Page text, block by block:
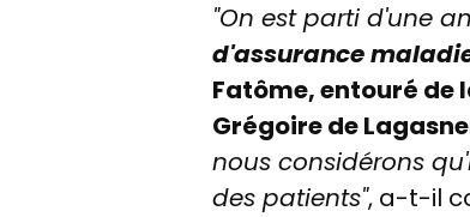
"On est parti d'une
d'assurance
Fatôme, entouré de
Grégoire de
nous considérons
des patients", a-t-il